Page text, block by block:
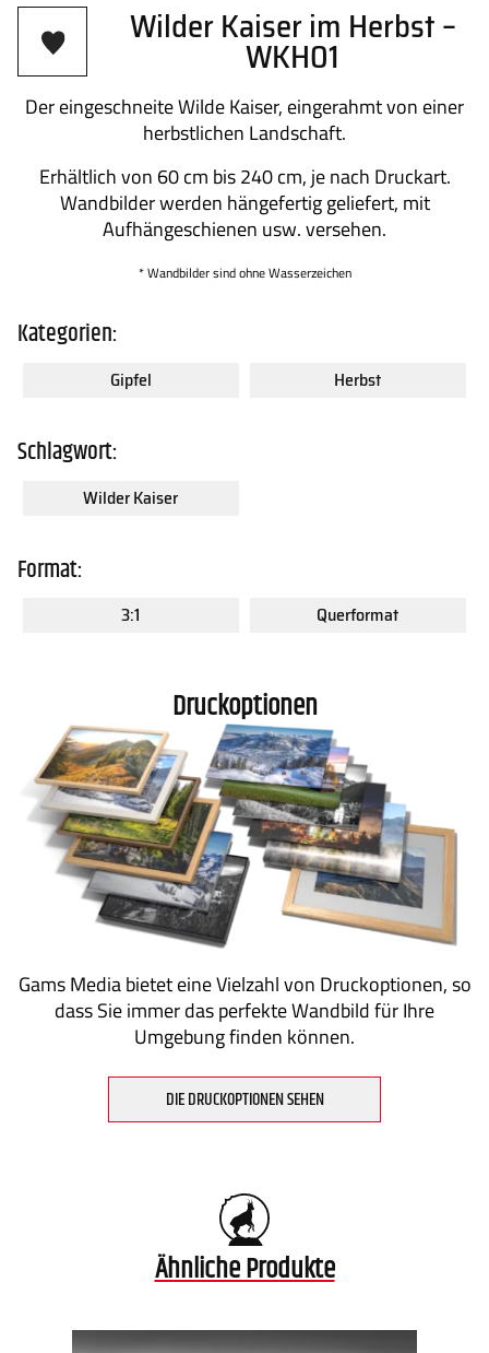
Newsletter
Kontakt
Gütesiegel
Über uns
Wilder Kaiser im Herbst –
WKH01
Der eingeschneite Wilde Kaiser, eingerahmt von einer
herbstlichen Landschaft.
Erhältlich von 60 cm bis 240 cm, je nach Druckart.
Wandbilder werden hängefertig geliefert, mit
Aufhängeschienen usw. versehen.
* Wandbilder sind ohne Wasserzeichen
Kategorien:
Gipfel Herbst
Schlagwort:
Wilder Kaiser
Format:
3:1 Querformat
Druckoptionen
Gams Media bietet eine Vielzahl von Druckoptionen, so
dass Sie immer das perfekte Wandbild für Ihre
Umgebung finden können.
DIE DRUCKOPTIONEN SEHEN
Ähnliche Produkte